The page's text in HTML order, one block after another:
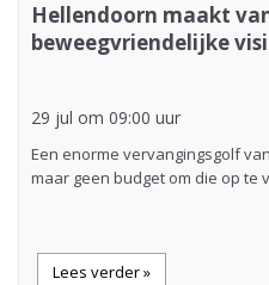
Hellendoorn maakt
beweegvriendelijke
29 jul om 09:00 uur
Een enorme vervangingsgolf
maar geen budget om die op te
Lees verder »